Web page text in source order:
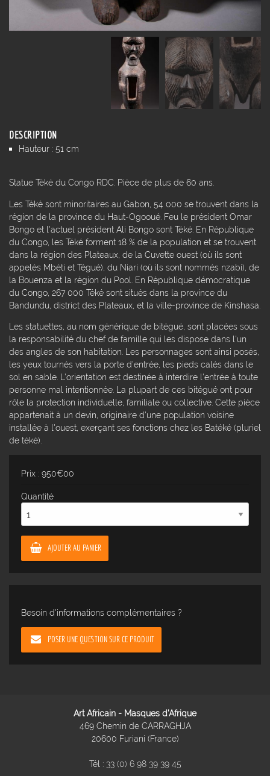
DESCRIPTION
Hauteur : 51 cm
Statue Téké du Congo RDC. Pièce de plus de 60 ans.
Les Téké sont minoritaires au Gabon, 54 000 se trouvent dans la
région de la province du Haut-Ogooué. Feu le président Omar
Bongo et l'actuel président Ali Bongo sont Téké. En République
du Congo, les Téké forment 18 % de la population et se trouvent
dans la région des Plateaux, de la Cuvette ouest (où ils sont
appelés Mbéti et Tégué), du Niari (où ils sont nommés nzabi), de
la Bouenza et la région du Pool. En République démocratique
du Congo, 267 000 Téké sont situés dans la province du
Bandundu, district des Plateaux, et la ville-province de Kinshasa.
Les statuettes, au nom générique de bitégué, sont placées sous
la responsabilité du chef de famille qui les dispose dans l'un
des angles de son habitation. Les personnages sont ainsi posés,
les yeux tournés vers la porte d'entrée, les pieds calés dans le
sol en sable. L'orientation est destinée à interdire l'entrée à toute
personne mal intentionnée. La plupart de ces bitégué ont pour
rôle la protection individuelle, familiale ou collective. Cette pièce
appartenait à un devin, originaire d'une population voisine
installée à l'ouest, exerçant ses fonctions chez les Batéké (pluriel
de téké).
Prix : 950€00
Quantité
AJOUTER AU PANIER
Besoin d'informations complémentaires ?
POSER UNE QUESTION SUR CE PRODUIT
Art Africain - Masques d'Afrique
469 Chemin de CARRAGHJA
20600 Furiani (France)
Tél : 33 (0) 6 98 39 39 45